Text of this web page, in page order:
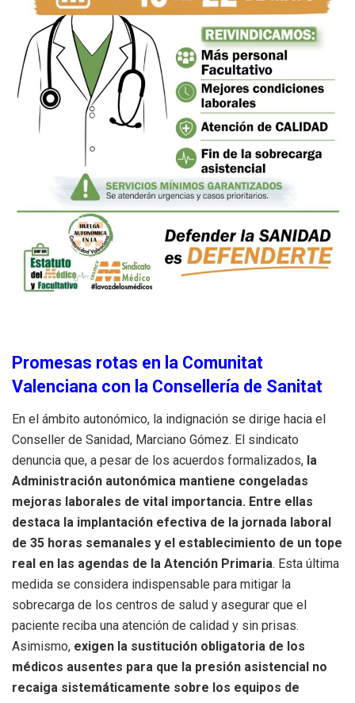
Promesas rotas en la Comunitat
Valenciana con la Consellería de Sanitat
En el ámbito autonómico, la indignación se dirige hacia el
Conseller de Sanidad, Marciano Gómez. El sindicato
denuncia que, a pesar de los acuerdos formalizados, la
Administración autonómica mantiene congeladas
mejoras laborales de vital importancia. Entre ellas
destaca la implantación efectiva de la jornada laboral
de 35 horas semanales y el establecimiento de un tope
real en las agendas de la Atención Primaria. Esta última
medida se considera indispensable para mitigar la
sobrecarga de los centros de salud y asegurar que el
paciente reciba una atención de calidad y sin prisas.
Asimismo, exigen la sustitución obligatoria de los
médicos ausentes para que la presión asistencial no
recaiga sistemáticamente sobre los equipos de